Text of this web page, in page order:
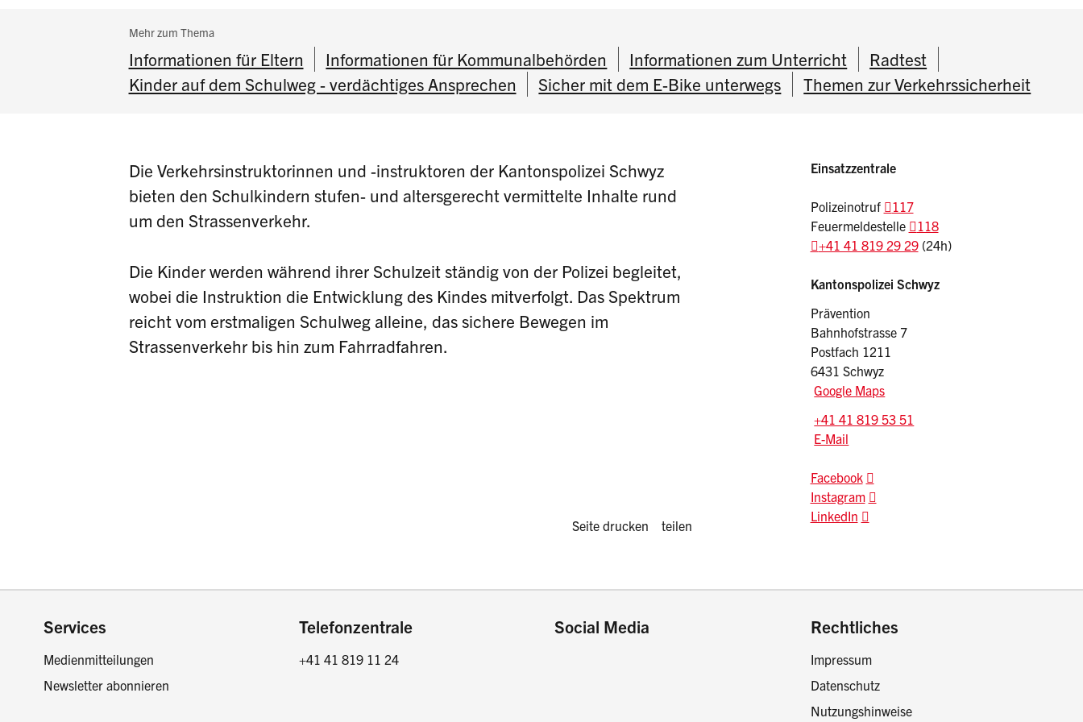
Subnavigation:
Mehr zum Thema
Informationen für Eltern Informationen für Kommunalbehörden Informationen zum Unterricht
Radtest
Kinder auf dem Schulweg - verdächtiges Ansprechen
Sicher mit dem E-Bike unterwegs Themen zur Verkehrssicherheit
Die Verkehrsinstruktorinnen und -instruktoren der Kantonspolizei Schwyz
bieten den Schulkindern stufen- und altersgerecht vermittelte Inhalte rund
um den Strassenverkehr.
Die Kinder werden während ihrer Schulzeit ständig von der Polizei begleitet,
wobei die Instruktion die Entwicklung des Kindes mitverfolgt. Das Spektrum
reicht vom erstmaligen Schulweg alleine, das sichere Bewegen im
Strassenverkehr bis hin zum Fahrradfahren.
Einsatzzentrale
Polizeinotruf
117
Feuermeldestelle
118
+41 41 819 29 29(24h)
Sidebar
Adresse
Kantonspolizei Schwyz
Prävention
Bahnhofstrasse 7
Postfach 1211
6431 Schwyz
Google Maps
Tel.:
+41 41 819 53 51
E-Mail: praevention.kapo
E-Mail
Facebook
Instagram
LinkedIn
Diese Seite drucken oder teilen:
Seite drucken teilen
Footer
Services
Medienmitteilungen
Newsletter abonnieren
Telefonzentrale
+41 41 819 11 24
Social Media Rechtliches
Impressum
Datenschutz
Nutzungshinweise